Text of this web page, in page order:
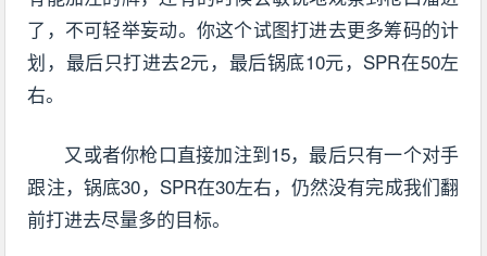
了，不可轻举妄动。你这个试图打进去更多筹码的计
划，最后只打进去2元，最后锅底10元，SPR在50左
右。
又或者你枪口直接加注到15，最后只有一个对手
跟注，锅底30，SPR在30左右，仍然没有完成我们翻
前打进去尽量多的目标。